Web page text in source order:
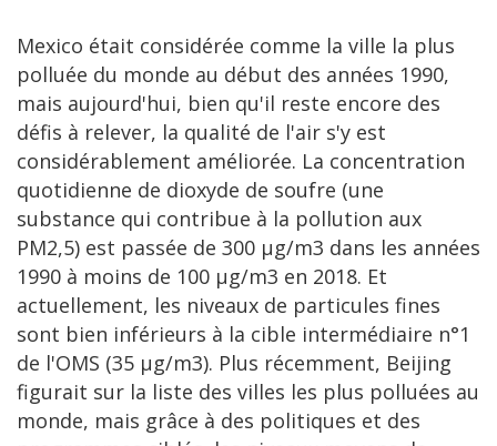
Mexico était considérée comme la ville la plus
polluée du monde au début des années 1990,
mais aujourd'hui, bien qu'il reste encore des
défis à relever, la qualité de l'air s'y est
considérablement améliorée. La concentration
quotidienne de dioxyde de soufre (une
substance qui contribue à la pollution aux
PM2,5) est passée de 300 µg/m3 dans les années
1990 à moins de 100 µg/m3 en 2018. Et
actuellement, les niveaux de particules fines
sont bien inférieurs à la cible intermédiaire n°1
de l'OMS (35 µg/m3). Plus récemment, Beijing
figurait sur la liste des villes les plus polluées au
monde, mais grâce à des politiques et des